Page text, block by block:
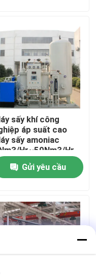
sấy khí công
áp suất cao
sấy amoniac
Hr~50Nm3/Hr
Gửi yêu cầu